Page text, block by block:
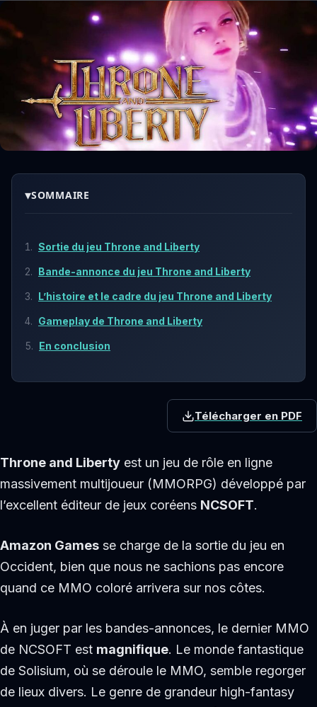
▾SOMMAIRE
Sortie du jeu Throne and Liberty
Bande-annonce du jeu Throne and Liberty
L’histoire et le cadre du jeu Throne and Liberty
Gameplay de Throne and Liberty
En conclusion
Télécharger en PDF
Throne and Liberty est un jeu de rôle en ligne
massivement multijoueur (MMORPG) développé par
l’excellent éditeur de jeux coréens NCSOFT.
Amazon Games se charge de la sortie du jeu en
Occident, bien que nous ne sachions pas encore
quand ce MMO coloré arrivera sur nos côtes.
À en juger par les bandes-annonces, le dernier MMO
de NCSOFT est magnifique. Le monde fantastique
de Solisium, où se déroule le MMO, semble regorger
de lieux divers. Le genre de grandeur high-fantasy